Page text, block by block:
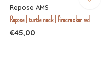
Repose AMS
Repose | turtle neck | firecracker red
€45,00